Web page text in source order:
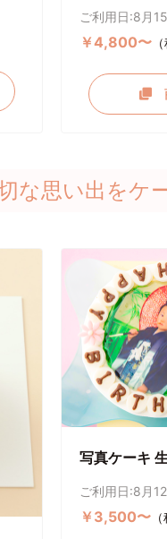
ご利用日:8月
￥4,800〜
な思い出をケ
写真ケーキ
ご利用日:8月
￥3,500〜